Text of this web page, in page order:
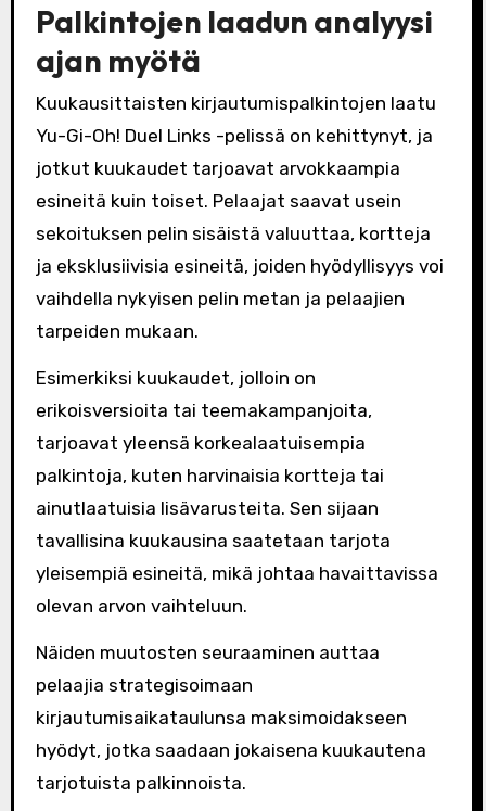
Palkintojen laadun analyysi
ajan myötä
Kuukausittaisten kirjautumispalkintojen laatu
Yu-Gi-Oh! Duel Links -pelissä on kehittynyt, ja
jotkut kuukaudet tarjoavat arvokkaampia
esineitä kuin toiset. Pelaajat saavat usein
sekoituksen pelin sisäistä valuuttaa, kortteja
ja eksklusiivisia esineitä, joiden hyödyllisyys voi
vaihdella nykyisen pelin metan ja pelaajien
tarpeiden mukaan.
Esimerkiksi kuukaudet, jolloin on
erikoisversioita tai teemakampanjoita,
tarjoavat yleensä korkealaatuisempia
palkintoja, kuten harvinaisia kortteja tai
ainutlaatuisia lisävarusteita. Sen sijaan
tavallisina kuukausina saatetaan tarjota
yleisempiä esineitä, mikä johtaa havaittavissa
olevan arvon vaihteluun.
Näiden muutosten seuraaminen auttaa
pelaajia strategisoimaan
kirjautumisaikataulunsa maksimoidakseen
hyödyt, jotka saadaan jokaisena kuukautena
tarjotuista palkinnoista.